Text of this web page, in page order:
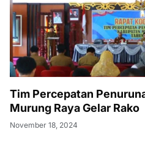
Tim Percepatan
Murung Raya Gelar Rako
November 18, 2024